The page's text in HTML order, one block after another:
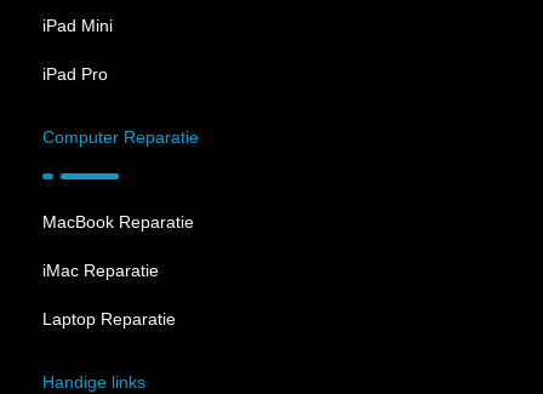
iPad Mini
iPad Pro
Computer Reparatie
MacBook Reparatie
iMac Reparatie
Laptop Reparatie
Handige links